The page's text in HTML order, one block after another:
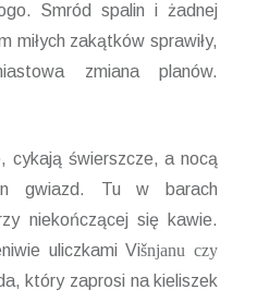
Smród spalin i żadnej
miłych zakątków sprawiły,
zmiana planów.
cykają świerszcze, a nocą
gwiazd. Tu w barach
niekończącej się kawie.
uliczkami Višnjanu czy
który zaprosi na kieliszek